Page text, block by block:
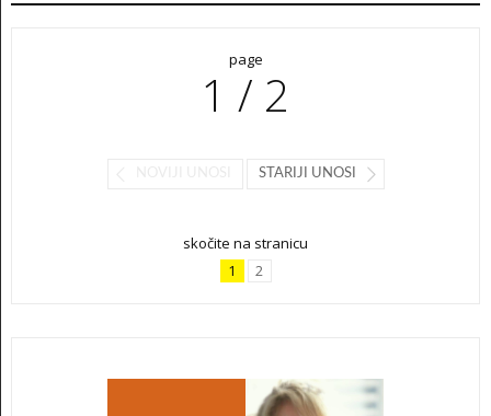
page
1 / 2
STARIJI UNOSI
skočite na stranicu
1
2